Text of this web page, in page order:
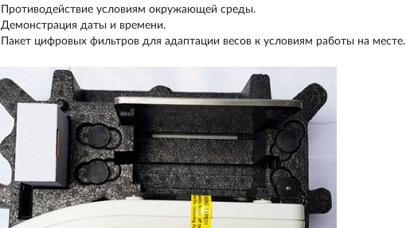
Противодействие условиям окружающей среды.
Демонстрация даты и времени.
Пакет цифровых фильтров для адаптации весов к условиям работы на месте.